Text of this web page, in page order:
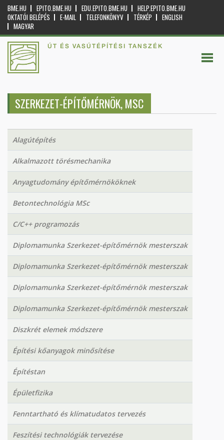
BME.HU EPITO.BME.HU EDU.EPITO.BME.HU
HELP.EPITO.BME.HU
OKTATÓI BELÉPÉS
E-MAIL TELEFONKÖNYV TÉRKÉP
ENGLISH
MAGYAR
ÚT ÉS VASÚTÉPÍTÉSI TANSZÉK
SZERKEZET-ÉPÍTŐMÉRNÖK, MSC
Alagútépítés
Alkalmazott törésmechanika
Anyagtudomány építőmérnököknek
Betontechnológia MSc
C/C++ programozás
Diplomamunka Szerkezet-építőmérnök mesterszak
Diplomamunka Szerkezet-építőmérnök mesterszak
Diplomamunka Szerkezet-építőmérnök mesterszak
Diplomamunka Szerkezet-építőmérnök mesterszak
Diszkrét elemek módszere
Építési kőanyagok minősítése
Építéstan
Épületfizika
Fenntartható és klímatudatos tervezés
Feszítési technológiák tervezése